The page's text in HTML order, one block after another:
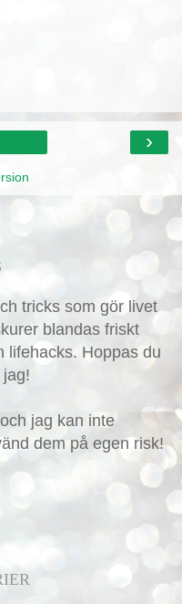
›
tricks som gör livet
blandas friskt
lifehacks. Hoppas du
jag kan inte
dem på egen risk!